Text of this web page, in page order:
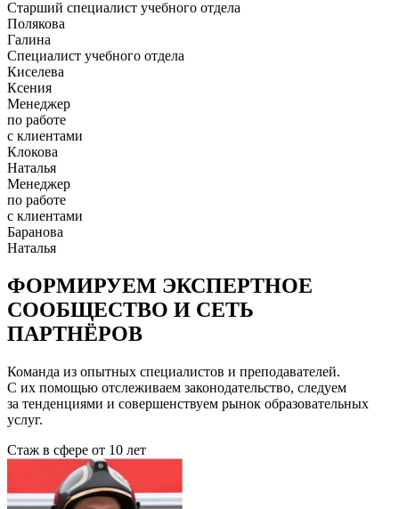
Старший специалист учебного отдела
Полякова
Галина
Специалист учебного отдела
Киселева
Ксения
Менеджер
по работе
с клиентами
Клокова
Наталья
Менеджер
по работе
с клиентами
Баранова
Наталья
ФОРМИРУЕМ ЭКСПЕРТНОЕ
СООБЩЕСТВО И СЕТЬ
ПАРТНЁРОВ
Команда из опытных специалистов и преподавателей.
С их помощью отслеживаем законодательство, следуем
за тенденциями и совершенствуем рынок образовательных
услуг.
Стаж в сфере от 10 лет